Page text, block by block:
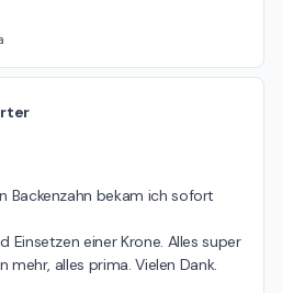
Backenzahn bekam ich sofort
Einsetzen einer Krone. Alles super
mehr, alles prima. Vielen Dank.